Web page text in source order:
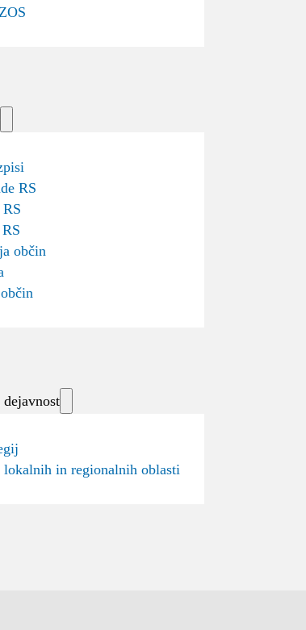
RS
občin
lokalnih in regionalnih oblasti